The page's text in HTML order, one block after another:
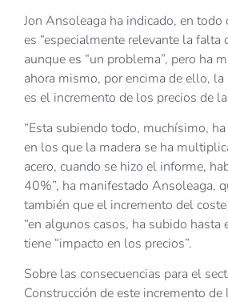
Jon Ansoleaga ha indicado, en todo
es “especialmente relevante la falta
aunque es “un problema”, pero ha
ahora mismo, por encima de ello,
es el incremento de los precios de
“Esta subiendo todo, muchísimo,
en los que la madera se ha
acero, cuando se hizo el informe,
40%”, ha manifestado Ansoleaga,
también que el incremento del
“en algunos casos, ha subido hasta
tiene “impacto en los precios”.
Sobre las consecuencias para el
Construcción de este incremento de